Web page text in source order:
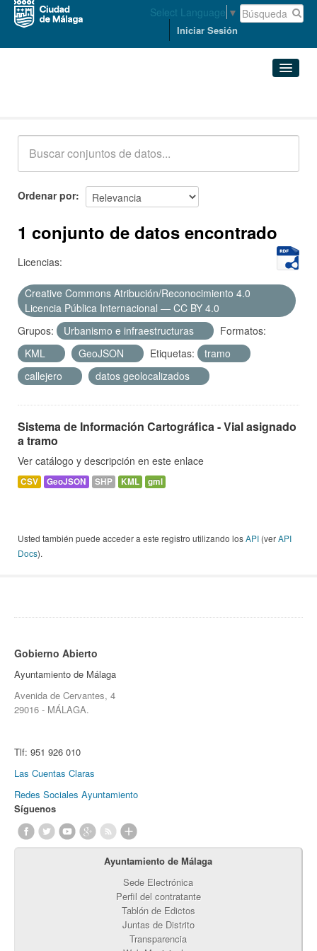
Select Language ▼
Iniciar Sesión
Acerca de
Ordenar por
1 conjunto de datos encontrado
Licencias:
Creative Commons Atribución/Reconocimiento 4.0
Licencia Pública Internacional — CC BY 4.0
Grupos:
Urbanismo e infraestructuras
Formatos:
KML
GeoJSON Etiquetas:
tramo
callejero
datos geolocalizados
Sistema de Información Cartográfica - Vial asignado
a tramo
Ver catálogo y descripción en este enlace
CSV GeoJSON SHP KML gml
Usted también puede acceder a este registro utilizando losAPI (verAPI
Docs).
Gobierno Abierto
Ayuntamiento de Málaga
Avenida de Cervantes, 4
29016 - MÁLAGA.
Tlf: 951 926 010
Las Cuentas Claras
Redes Sociales Ayuntamiento
Síguenos
Ayuntamiento de Málaga
Sede Electrónica
Perfil del contratante
Tablón de Edictos
Juntas de Distrito
Transparencia